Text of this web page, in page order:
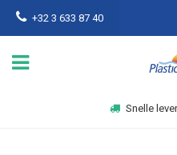
+32 3 633 87 40
Snelle